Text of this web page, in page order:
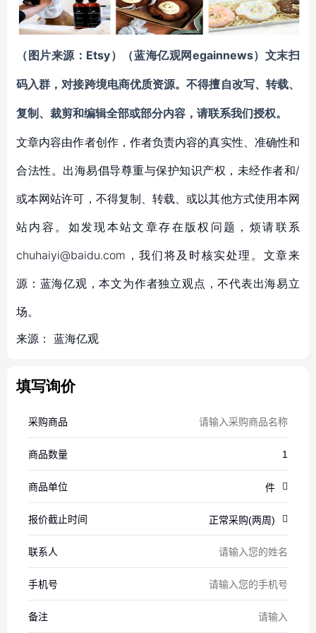
（图片来源： Etsy） （蓝海亿观网 egainnews） 文末扫
码入群，对接跨境电商优质资源。不得擅自改写、转载、
复制、裁剪和编辑全部或部分内容，请联系我们授权。
文章内容由作者创作，作者负责内容的真实性、准确性和
合法性。出海易倡导尊重与保护知识产权，未经作者和/
或本网站许可，不得复制、转载、或以其他方式使用本网
站内容。如发现本站文章存在版权问题，烦请联系
chuhaiyi@baidu.com，我们将及时核实处理。文章来
源：蓝海亿观，本文为作者独立观点，不代表出海易立
场。
来源： 蓝海亿观
填写询价